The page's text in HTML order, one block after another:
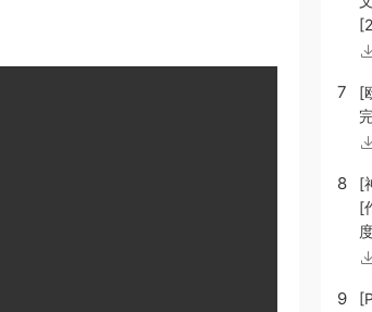
7
[
8
[
[
9